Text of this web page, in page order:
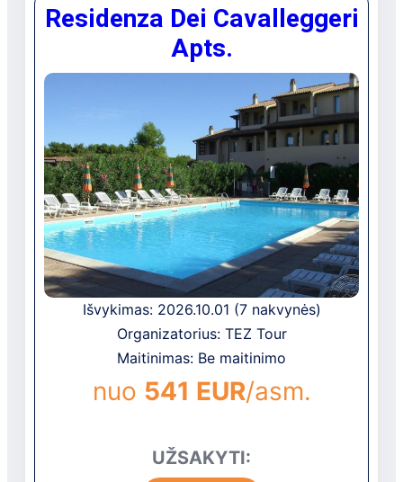
Residenza Dei Cavalleggeri
Apts.
Išvykimas: 2026.10.01 (7 nakvynės)
Organizatorius: TEZ Tour
Maitinimas: Be maitinimo
nuo 541 EUR/asm.
UŽSAKYTI: